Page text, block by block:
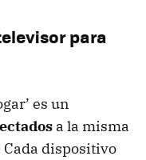
para
es un
a la misma
dispositivo